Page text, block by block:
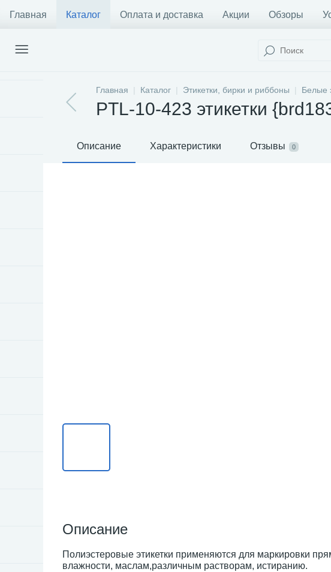
Главная Каталог Оплата и доставка Акции Обзоры
Главная Каталог Этикетки, бирки и риббоны Белые
PTL-10-423 этикетки
Описание Характеристики Отзывы 0
Описание
Полиэстеровые этикетки применяются для маркировки
влажности, маслам,различным растворам, истиранию.